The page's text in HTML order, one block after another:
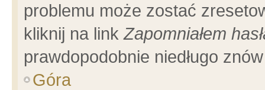
problemu może zostać
kliknij na linkZapomniałem
prawdopodobnie niedługo
Góra